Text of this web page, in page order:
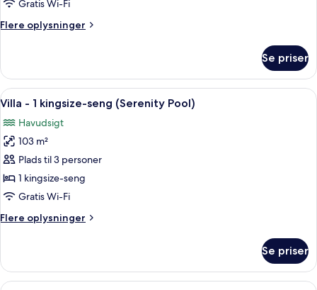
seng
Pool)
Gratis Wi-Fi
Flere oplysninger
Flere
-
kingsize-
(Island
Ocean
Se priser
Indlæs
alle
billeder
af
Villa
-
1
seng
En pænt redt seng med hvide
5
Villa - 1 kingsize-seng (Serenity Pool)
Havudsigt
103 m²
Plads til 3 personer
1 kingsize-seng
Gratis Wi-Fi
Flere oplysninger
Flere
-
Se priser
Et hotelværelse med balkon og